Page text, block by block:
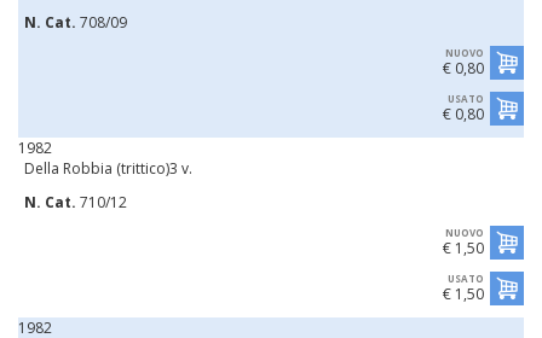
N. Cat. 708/09
NUOVO
€ 0,80
USATO
€ 0,80
1982
Della Robbia (trittico)3 v.
N. Cat. 710/12
NUOVO
€ 1,50
USATO
€ 1,50
1982